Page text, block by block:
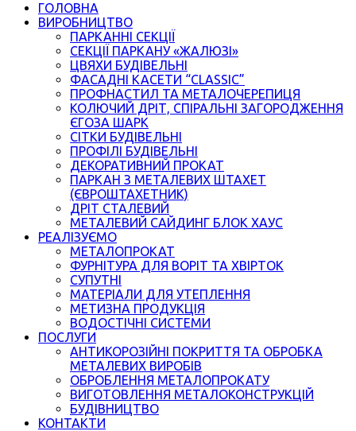
ГОЛОВНА
ВИРОБНИЦТВО
ПАРКАННІ СЕКЦІЇ
СЕКЦІЇ ПАРКАНУ «ЖАЛЮЗІ»
ЦВЯХИ БУДІВЕЛЬНІ
ФАСАДНІ КАСЕТИ “CLASSIC”
ПРОФНАСТИЛ ТА МЕТАЛОЧЕРЕПИЦЯ
КОЛЮЧИЙ ДРІТ, СПІРАЛЬНІ ЗАГОРОДЖЕННЯ
ЄГОЗА ШАРК
СІТКИ БУДІВЕЛЬНІ
ПРОФІЛІ БУДІВЕЛЬНІ
ДЕКОРАТИВНИЙ ПРОКАТ
ПАРКАН З МЕТАЛЕВИХ ШТАХЕТ
(ЄВРОШТАХЕТНИК)
ДРІТ СТАЛЕВИЙ
МЕТАЛЕВИЙ САЙДИНГ БЛОК ХАУС
РЕАЛІЗУЄМО
МЕТАЛОПРОКАТ
ФУРНІТУРА ДЛЯ ВОРІТ ТА ХВІРТОК
СУПУТНІ
МАТЕРІАЛИ ДЛЯ УТЕПЛЕННЯ
МЕТИЗНА ПРОДУКЦІЯ
ВОДОСТІЧНІ СИСТЕМИ
ПОСЛУГИ
АНТИКОРОЗІЙНІ ПОКРИТТЯ ТА ОБРОБКА
МЕТАЛЕВИХ ВИРОБІВ
ОБРОБЛЕННЯ МЕТАЛОПРОКАТУ
ВИГОТОВЛЕННЯ МЕТАЛОКОНСТРУКЦІЙ
БУДІВНИЦТВО
КОНТАКТИ